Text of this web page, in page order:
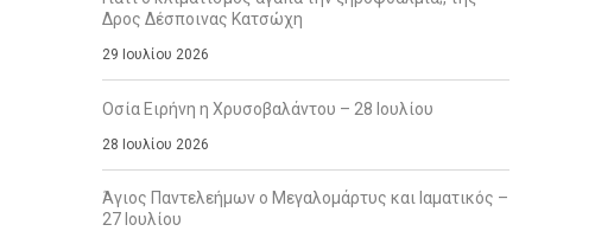
Δρος Δέσποινας Κατσώχη
29 Ιουλίου 2026
Οσία Ειρήνη η Χρυσοβαλάντου – 28 Ιουλίου
28 Ιουλίου 2026
Άγιος Παντελεήμων ο Μεγαλομάρτυς και Ιαματικός –
27 Ιουλίου